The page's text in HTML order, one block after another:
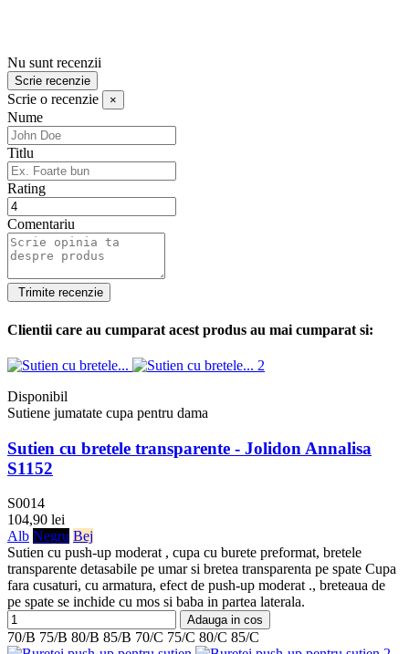
Nu sunt recenzii
Scrie recenzie
Scrie o recenzie ×
Nume
Titlu
Rating
Comentariu
Clientii care au cumparat acest produs au mai cumparat si:
Disponibil
Sutiene jumatate cupa pentru dama
Sutien cu bretele transparente - Jolidon Annalisa
S1152
S0014
104,90 lei
Alb Negru Bej
Sutien cu push-up moderat , cupa cu burete preformat, bretele
transparente detasabile pe umar si bretea transparenta pe spate Cupa
fara cusaturi, cu armatura, efect de push-up moderat ., breteaua de
pe spate se inchide cu mos si baba in partea laterala.
Adauga in cos
70/B 75/B 80/B 85/B 70/C 75/C 80/C 85/C